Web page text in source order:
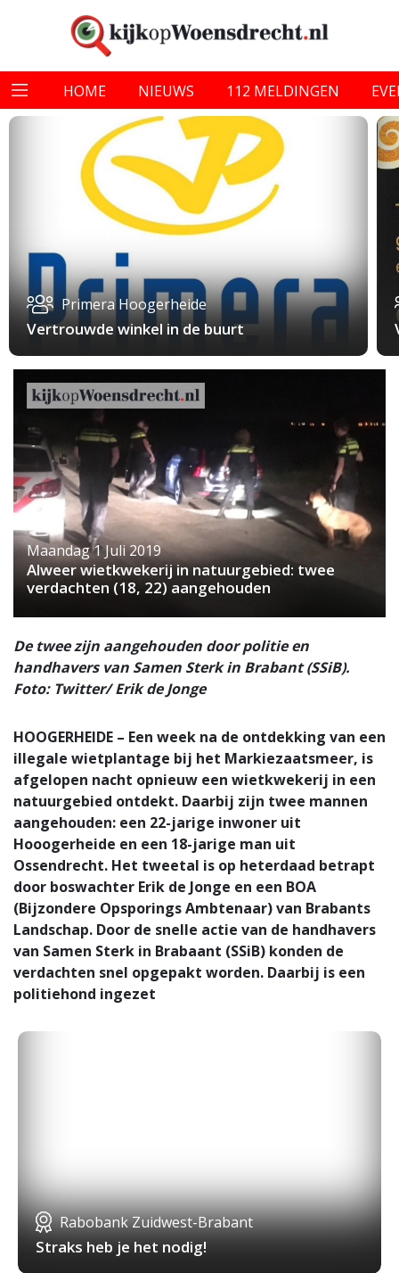
HOME NIEUWS 112 MELDINGEN
Primera Hoogerheide
Vertrouwde winkel in de buurt
Maandag 1 Juli 2019
Alweer wietkwekerij in natuurgebied: twee
verdachten (18, 22) aangehouden
De twee zijn aangehouden door politie en
handhavers van Samen Sterk in Brabant (SSiB).
Foto: Twitter/ Erik de Jonge
HOOGERHEIDE – Een week na de ontdekking van een
illegale wietplantage bij het Markiezaatsmeer, is
afgelopen nacht opnieuw een wietkwekerij in een
natuurgebied ontdekt. Daarbij zijn twee mannen
aangehouden: een 22-jarige inwoner uit
Hooogerheide en een 18-jarige man uit
Ossendrecht. Het tweetal is op heterdaad betrapt
door boswachter Erik de Jonge en een BOA
(Bijzondere Opsporings Ambtenaar) van Brabants
Landschap. Door de snelle actie van de handhavers
van Samen Sterk in Brabaant (SSiB) konden de
verdachten snel opgepakt worden. Daarbij is een
politiehond ingezet
Rabobank Zuidwest-Brabant
Straks heb je het nodig!